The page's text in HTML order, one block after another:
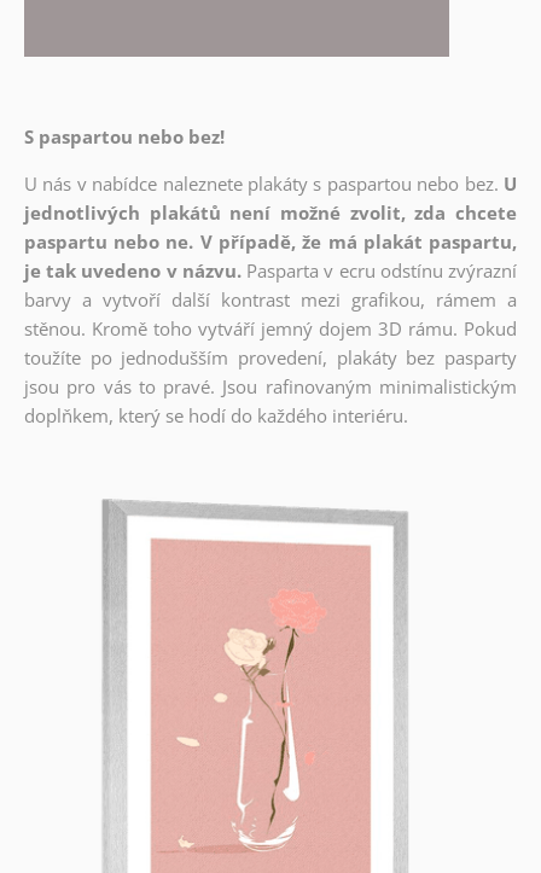
S paspartou nebo bez!
U nás v nabídce naleznete plakáty s paspartou nebo bez. U
jednotlivých plakátů není možné zvolit, zda chcete
paspartu nebo ne. V případě, že má plakát paspartu,
je tak uvedeno v názvu. Pasparta v ecru odstínu zvýrazní
barvy a vytvoří další kontrast mezi grafikou, rámem a
stěnou. Kromě toho vytváří jemný dojem 3D rámu. Pokud
toužíte po jednodušším provedení, plakáty bez pasparty
jsou pro vás to pravé. Jsou rafinovaným minimalistickým
doplňkem, který se hodí do každého interiéru.